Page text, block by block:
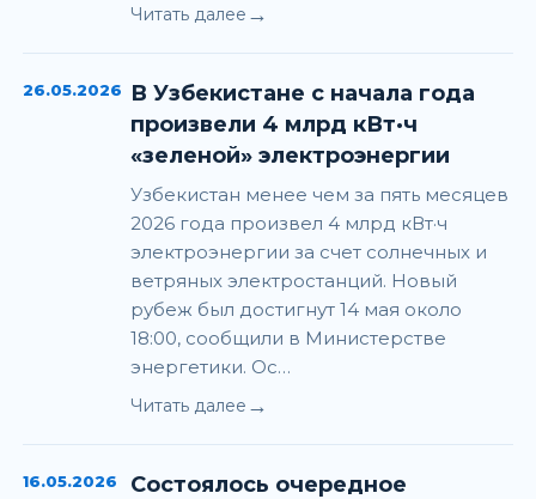
Читать далее →
26.05.2026
В Узбекистане с начала года
произвели 4 млрд кВт·ч
«зеленой» электроэнергии
Узбекистан менее чем за пять месяцев
2026 года произвел 4 млрд кВт·ч
электроэнергии за счет солнечных и
ветряных электростанций. Новый
рубеж был достигнут 14 мая около
18:00, сообщили в Министерстве
энергетики. Ос…
Читать далее →
16.05.2026
Состоялось очередное